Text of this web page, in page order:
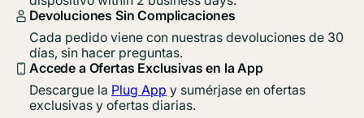
Devoluciones Sin Complicaciones
Cada pedido viene con nuestras devoluciones de 30
días, sin hacer preguntas.
Accede a Ofertas Exclusivas en la App
Descargue la Plug App y sumérjase en ofertas
exclusivas y ofertas diarias.